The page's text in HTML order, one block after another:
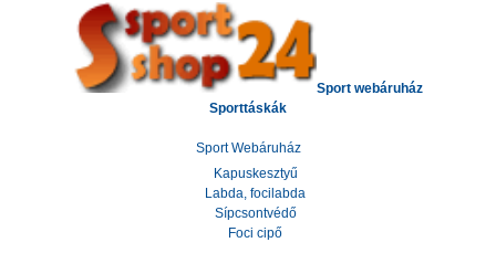
Sport webáruház
Sporttáskák
Sport Webáruház
Kapuskesztyű
Labda, focilabda
Sípcsontvédő
Foci cipő